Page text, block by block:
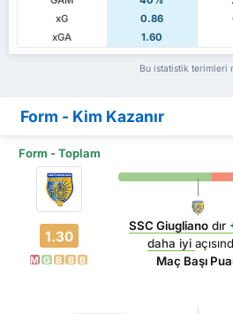
xG
0.86
xGA
1.60
Bu istatistik terimleri
Form - Kim Kazanır
Form - Toplam
1.30
M G B B B
SSC Giugliano dır
daha iyi
Maç Başı